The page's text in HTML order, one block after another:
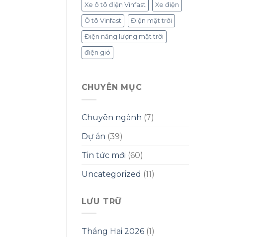
Xe ô tô điện Vinfast Xe điện
Ô tô Vinfast Điện mặt trời
Điện năng lượng mặt trời
điện gió
CHUYÊN MỤC
Chuyên ngành (7)
Dự án (39)
Tin tức mới (60)
Uncategorized (11)
LƯU TRỮ
Tháng Hai 2026(1)